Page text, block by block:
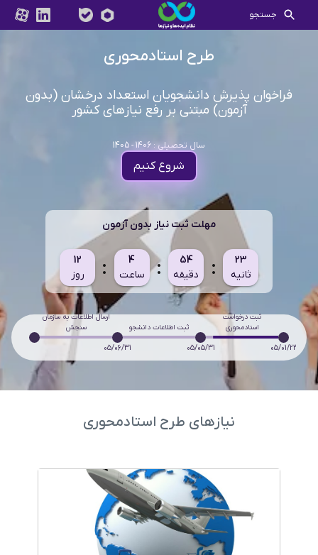
جستجو
طرح استادمحوری
فراخوان پذیرش دانشجویان استعداد درخشان (بدون
آزمون) مبتنی بر رفع نیازهای کشور
سال تحصیلی : 1406 - 1405
شروع کنیم
مهلت ثبت نیاز بدون آزمون
23
ثانیه
:
54
دقیقه
:
4
ساعت
:
12
روز
05/01/22
ثبت درخواست
استادمحوری
05/05/31
ثبت اطلاعات دانشجو
05/06/31
ارسال اطلاعات به سازمان
سنجش
نیازهای طرح استادمحوری